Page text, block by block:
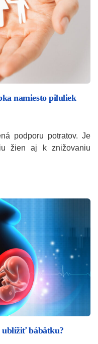
namiesto piluliek
podporu potratov. Je
žien aj k znižovaniu
ublížiť bábätku?